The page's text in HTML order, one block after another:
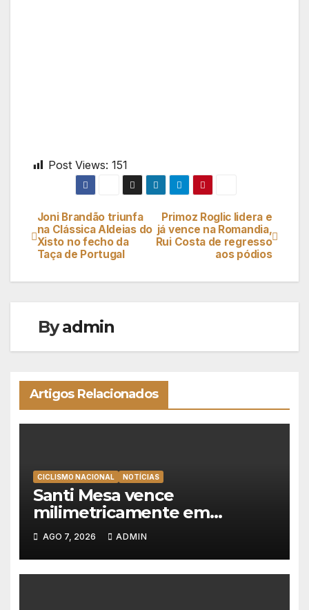
Post Views: 151
Navegação
de
artigos
Primoz Roglic lidera e
já vence na Romandia,
Rui Costa de regresso
aos pódios
Joni Brandão triunfa
na Clássica Aldeias do
Xisto no fecho da
Taça de Portugal
Byadmin
Artigos Relacionados
CICLISMO NACIONAL NOTÍCIAS
Santi Mesa vence
milimetricamente em
Albufeira, Rui Oliveira
mantém a amarela da Volta a
Portugal
AGO 7, 2026 ADMIN